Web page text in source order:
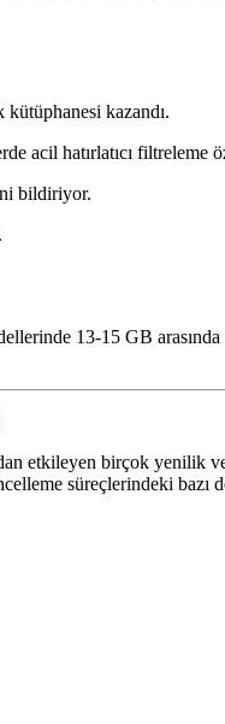
kazandı.
acil hatırlatıcı filtreleme
bildiriyor.
13-15 GB
etkileyen birçok yenilik
süreçlerindeki bazı